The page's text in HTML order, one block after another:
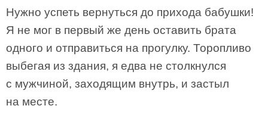
Нужно успеть вернуться до прихода бабушки!
Я не мог в первый же день оставить брата
одного и отправиться на прогулку. Торопливо
выбегая из здания, я едва не столкнулся
с мужчиной, заходящим внутрь, и застыл
на месте.